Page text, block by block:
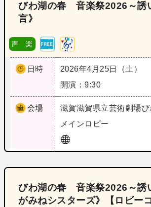
びわ湖の春 音楽祭2026～誘
言》
声 楽
日時
2026年4月25日（土）
開演：9:30
会場 滋賀滋賀県立芸術劇場び
メインロビー
びわ湖の春 音楽祭2026～誘
がみねシスターズ》【ロビー